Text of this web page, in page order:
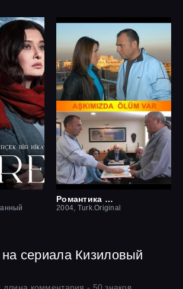
Романтика смерти
2004, Turk.Original
сериала Кизиловый